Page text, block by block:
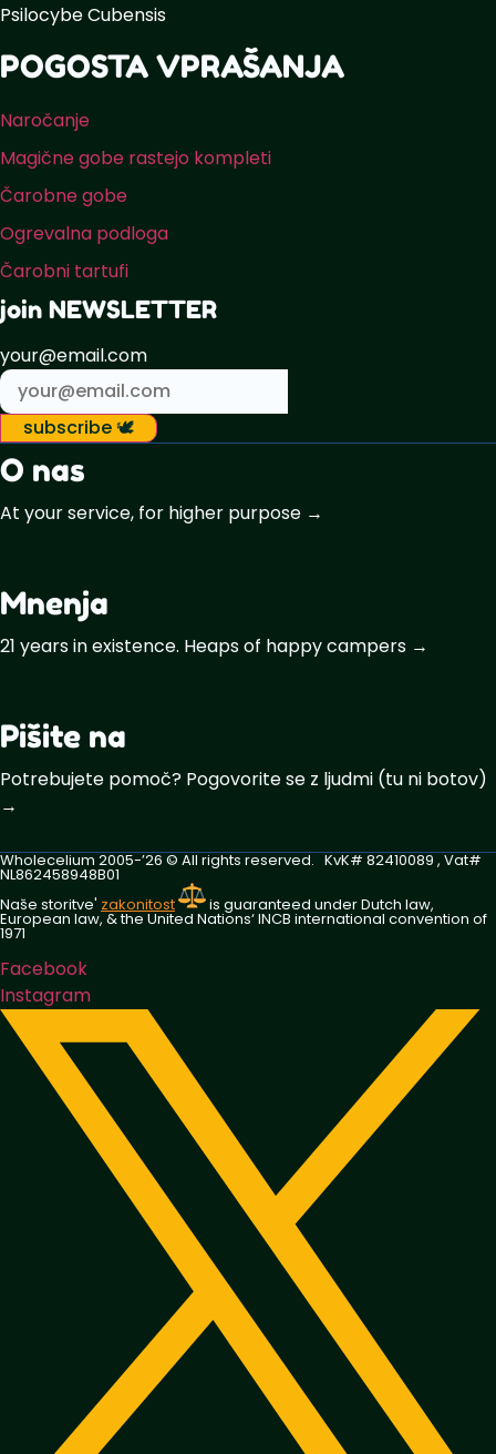
Psilocybe Cubensis
POGOSTA VPRAŠANJA
Naročanje
Magične gobe rastejo kompleti
Čarobne gobe
Ogrevalna podloga
Čarobni tartufi
join NEWSLETTER
your@email.com
subscribe 🕊️
O nas
At your service, for higher purpose →
Mnenja
21 years in existence. Heaps of happy campers →
Pišite na
Potrebujete pomoč? Pogovorite se z ljudmi (tu ni botov)
→
Wholecelium 2005-’26 ©️ All rights reserved. KvK# 82410089 , Vat#
NL862458948B01
Naše storitve' zakonitost is guaranteed under Dutch law,
European law, & the United Nations‘ INCB international convention of
1971
Facebook
Instagram